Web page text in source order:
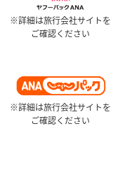
※詳細は旅行会社サイトを
ご確認ください
※詳細は旅行会社サイトを
ご確認ください